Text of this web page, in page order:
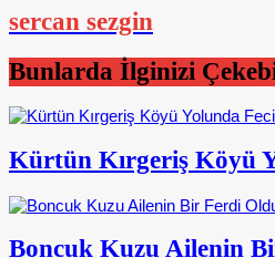
sercan sezgin
Bunlarda İlginizi
Kürtün Kırgeriş Köyü
Boncuk Kuzu Ailenin